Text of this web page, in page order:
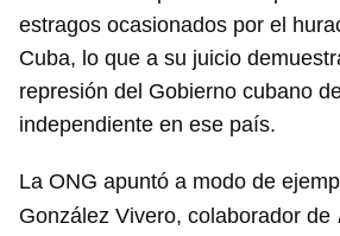
estragos ocasionados por el
Cuba, lo que a su juicio
represión del Gobierno cubano
independiente en ese país.
La ONG apuntó a modo de
González Vivero, colaborador de